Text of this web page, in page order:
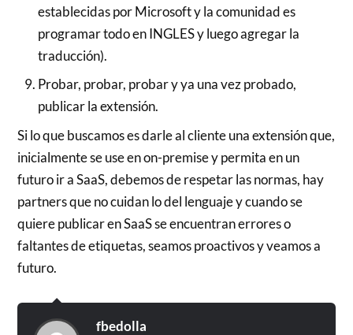
establecidas por Microsoft y la comunidad es
programar todo en INGLES y luego agregar la
traducción).
Probar, probar, probar y ya una vez probado,
publicar la extensión.
Si lo que buscamos es darle al cliente una extensión que,
inicialmente se use en on-premise y permita en un
futuro ir a SaaS, debemos de respetar las normas, hay
partners que no cuidan lo del lenguaje y cuando se
quiere publicar en SaaS se encuentran errores o
faltantes de etiquetas, seamos proactivos y veamos a
futuro.
fbedolla